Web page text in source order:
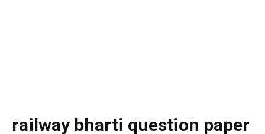
railway bharti question paper